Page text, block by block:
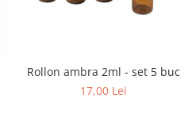
Rollon ambra 2ml - set 5 buc
17,00 Lei